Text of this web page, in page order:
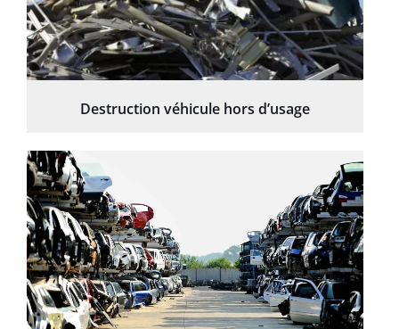
Destruction véhicule hors d’usage